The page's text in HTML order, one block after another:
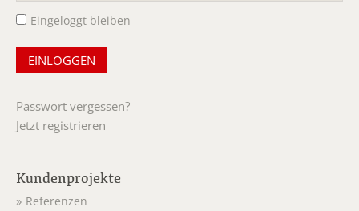
Eingeloggt bleiben
Passwort vergessen?
Jetzt registrieren
Kundenprojekte
Referenzen